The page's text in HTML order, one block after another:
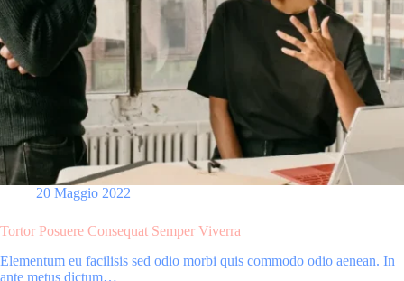
20 Maggio 2022
Tortor Posuere Consequat Semper Viverra
Elementum eu facilisis sed odio morbi quis commodo odio aenean. In
ante metus dictum…